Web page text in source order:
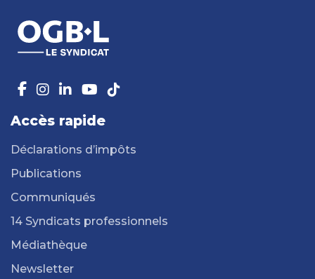
Accès rapide
Déclarations d’impôts
Publications
Communiqués
14 Syndicats professionnels
Médiathèque
Newsletter